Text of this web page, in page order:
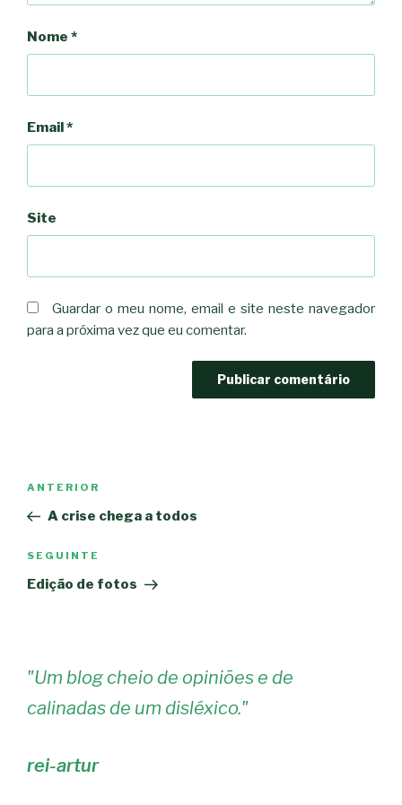
Nome *
Email*
Site
Guardar o meu nome, email e site neste navegador
para a próxima vez que eu comentar.
artigos
Conteúdo
anterior
ANTERIOR
A crise chega a todos
Conteúdo
seguinte
SEGUINTE
Edição de fotos
"Um blog cheio de opiniões e de
calinadas de um disléxico."
rei-artur